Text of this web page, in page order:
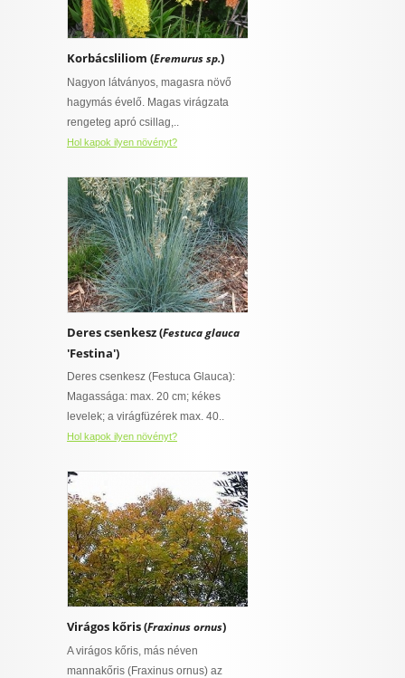
Korbácsliliom (Eremurus sp.)
Nagyon látványos, magasra növő
hagymás évelő. Magas virágzata
rengeteg apró csillag,..
Hol kapok ilyen növényt?
Deres csenkesz (Festuca glauca
'Festina')
Deres csenkesz (Festuca Glauca):
Magassága: max. 20 cm; kékes
levelek; a virágfüzérek max. 40..
Hol kapok ilyen növényt?
Virágos kőris (Fraxinus ornus)
A virágos kőris, más néven
mannakőris (Fraxinus ornus) az